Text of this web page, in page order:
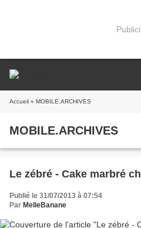
Accueil » MOBILE.ARCHIVES
MOBILE.ARCHIVES
Le zébré - Cake marbré
Publié le 31/07/2013 à 07:54
Par MelleBanane